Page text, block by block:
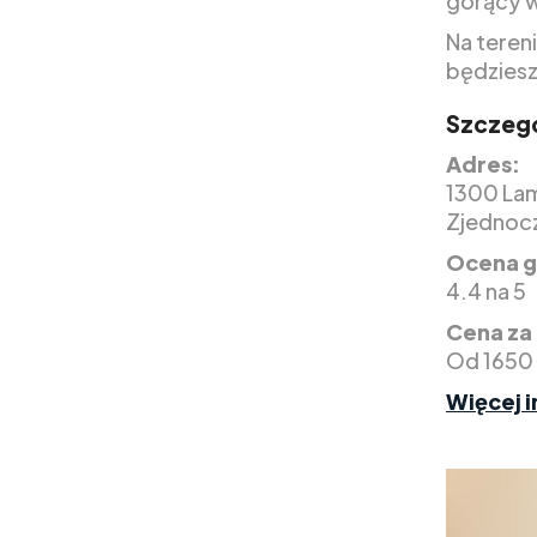
Na
Adres:
1300
Ocena
4.4 na 5
Cena
Od 1650
Więcej